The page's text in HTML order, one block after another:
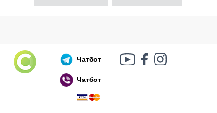
Російський воєнний корабель, іди нах..й!
🇷🇺 🚢 🖕 PS: Таки пішов 🎉
Чатбот
Чатбот